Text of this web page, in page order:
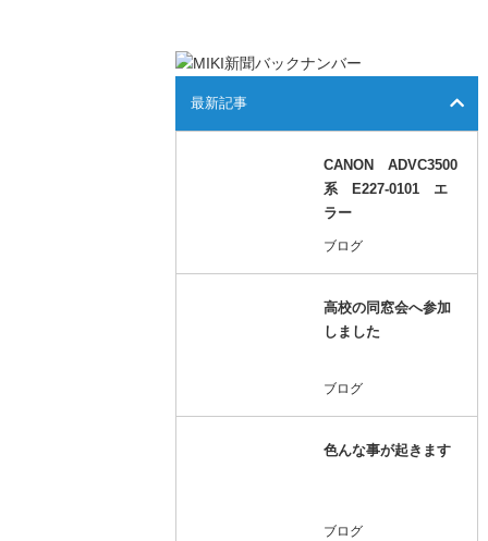
最新記事
CANON ADVC3500
系 E227-0101 エ
ラー
ブログ
高校の同窓会へ参加
しました
ブログ
色んな事が起きます
ブログ